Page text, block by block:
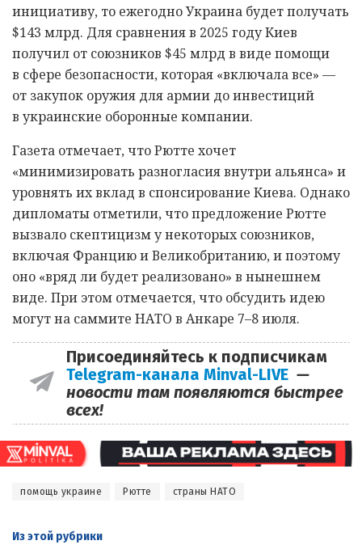
инициативу, то ежегодно Украина будет получать
$143 млрд. Для сравнения в 2025 году Киев
получил от союзников $45 млрд в виде помощи
в сфере безопасности, которая «включала все» —
от закупок оружия для армии до инвестиций
в украинские оборонные компании.
Газета отмечает, что Рютте хочет
«минимизировать разногласия внутри альянса» и
уровнять их вклад в спонсирование Киева. Однако
дипломаты отметили, что предложение Рютте
вызвало скептицизм у некоторых союзников,
включая Францию и Великобританию, и поэтому
оно «вряд ли будет реализовано» в нынешнем
виде. При этом отмечается, что обсудить идею
могут на саммите НАТО в Анкаре 7–8 июля.
Присоединяйтесь к подписчикам
Telegram-канала Minval-LIVE —
новости там появляются быстрее
всех!
помощь украине Рютте страны НАТО
Из этой рубрики